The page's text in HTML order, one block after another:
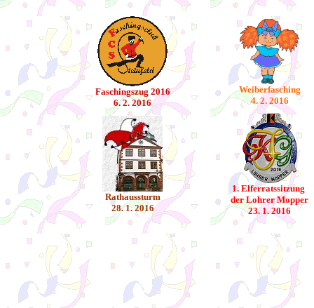
Faschingszug 2016
6. 2. 2016
Weiberfasching
4. 2. 2016
Rathaussturm
28. 1. 2016
1. Elferratssitzung
der Lohrer Mopper
23. 1. 2016